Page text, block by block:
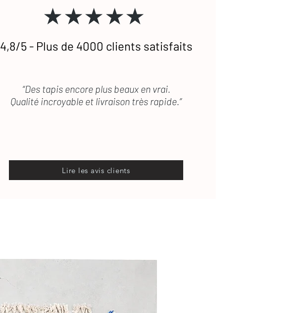
★★★★★
4,8/5 - Plus de 4000 clients satisfaits
“Des tapis encore plus beaux en vrai.
Qualité incroyable et livraison très rapide.”
Lire les avis clients